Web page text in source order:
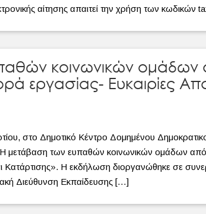
αίτησης απαιτεί την χρήση των κωδικών
κοινωνικών ομάδων
εργασίας- Ευκαιρίες
στο Δημοτικό Κέντρο Δομημένου
μετάβαση των ευπαθών κοινωνικών ομάδων από
Κατάρτισης». Η εκδήλωση διοργανώθηκε σε
Διεύθυνση Εκπαίδευσης […]